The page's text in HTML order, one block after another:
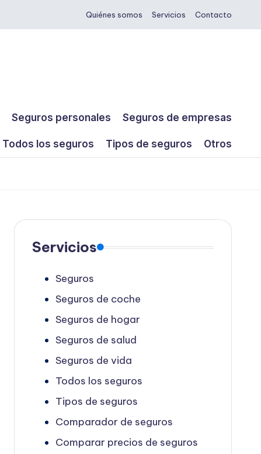
Quiénes somos Servicios Contacto
Seguros personales Seguros de empresas
Todos los seguros Tipos de seguros Otros
Servicios
Seguros
Seguros de coche
Seguros de hogar
Seguros de salud
Seguros de vida
Todos los seguros
Tipos de seguros
Comparador de seguros
Comparar precios de seguros